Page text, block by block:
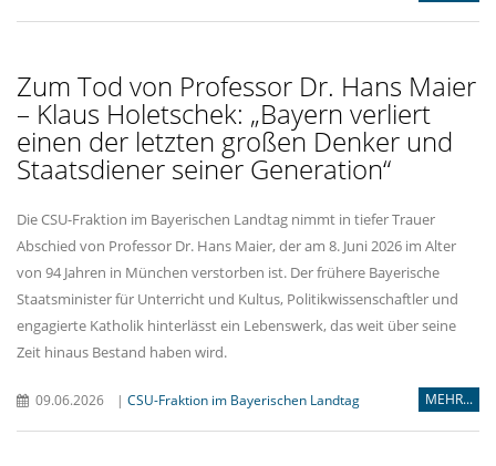
Zum Tod von Professor Dr. Hans Maier
– Klaus Holetschek: „Bayern verliert
einen der letzten großen Denker und
Staatsdiener seiner Generation“
Die CSU-Fraktion im Bayerischen Landtag nimmt in tiefer Trauer
Abschied von Professor Dr. Hans Maier, der am 8. Juni 2026 im Alter
von 94 Jahren in München verstorben ist. Der frühere Bayerische
Staatsminister für Unterricht und Kultus, Politikwissenschaftler und
engagierte Katholik hinterlässt ein Lebenswerk, das weit über seine
Zeit hinaus Bestand haben wird.
09.06.2026 | CSU-Fraktion im Bayerischen Landtag MEHR...